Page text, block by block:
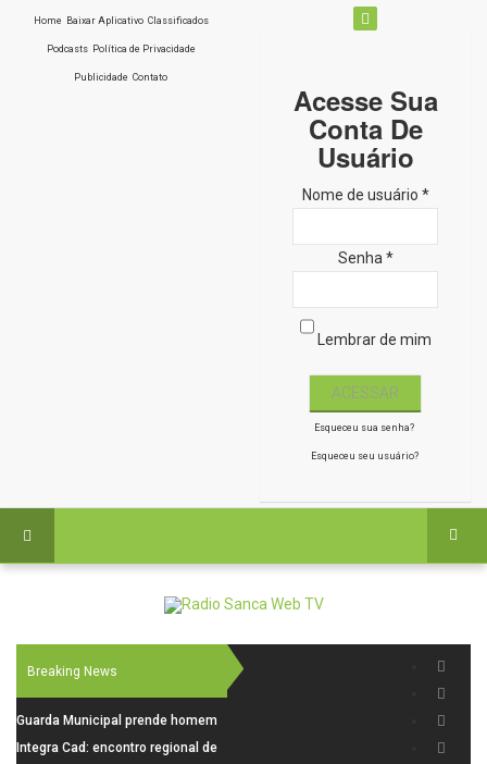
Home Baixar Aplicativo Classificados
Podcasts Política de Privacidade
Publicidade Contato
Acesse Sua
Conta De
Usuário
Nome de usuário *
Senha *
Lembrar de mim
Esqueceu sua senha?
Esqueceu seu usuário?
Breaking News
Guarda Municipal prende homem
por tentativa de furto em CEMEI
Integra Cad: encontro regional de